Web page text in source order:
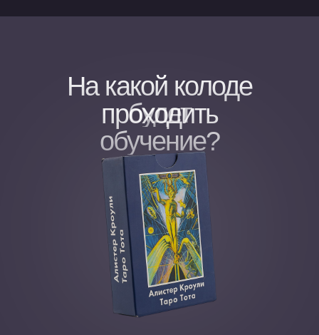
На какой колоде
будет
проходить
обучение?